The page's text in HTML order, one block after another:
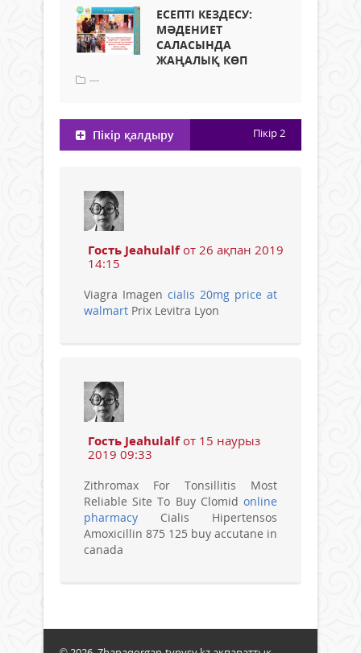
ЕСЕПТІ КЕЗДЕСУ:
МӘДЕНИЕТ
САЛАСЫНДА
ЖАҢАЛЫҚ КӨП
---
Пікір қалдыру Пікір2
Гость Jeahulalfот 26 ақпан 2019
14:15
Viagra Imagen cialis 20mg price at
walmart Prix Levitra Lyon
Гость Jeahulalfот 15 наурыз
2019 09:33
Zithromax For Tonsillitis Most
Reliable Site To Buy Clomid online
pharmacy Cialis Hipertensos
Amoxicillin 875 125 buy accutane in
canada